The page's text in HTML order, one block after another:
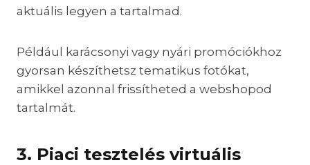
aktuális legyen a tartalmad.
Például karácsonyi vagy nyári promóciókhoz
gyorsan készíthetsz tematikus fotókat,
amikkel azonnal frissítheted a webshopod
tartalmát.
3. Piaci tesztelés virtuális